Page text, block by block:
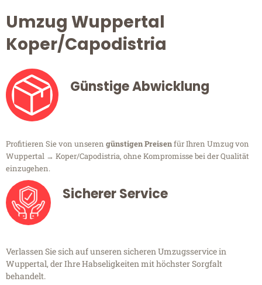
Umzug Wuppertal
Koper/Capodistria
Günstige Abwicklung
Profitieren Sie von unseren günstigen Preisenfür Ihren Umzug von
Wuppertal → Koper/Capodistria, ohne Kompromisse bei der Qualität
einzugehen.
Sicherer Service
Verlassen Sie sich auf unseren sicheren Umzugsservice in
Wuppertal, der Ihre Habseligkeiten mit höchster Sorgfalt
behandelt.